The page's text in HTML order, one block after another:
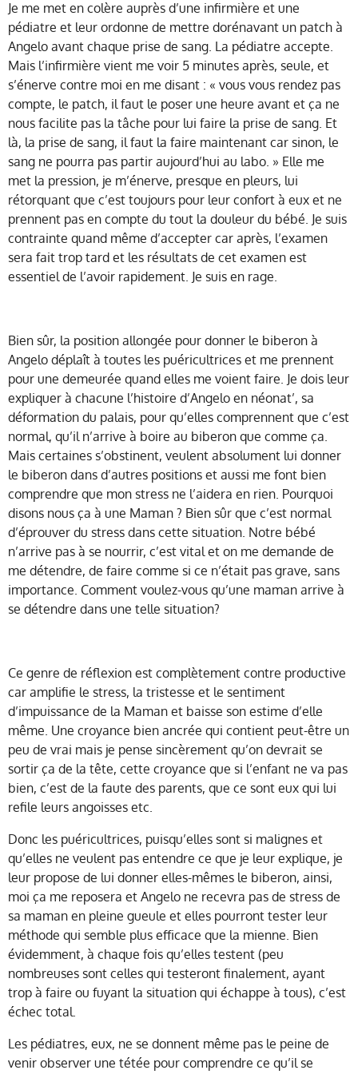
Je me met en colère auprès d’une infirmière et une
pédiatre et leur ordonne de mettre dorénavant un patch à
Angelo avant chaque prise de sang. La pédiatre accepte.
Mais l’infirmière vient me voir 5 minutes après, seule, et
s’énerve contre moi en me disant : « vous vous rendez pas
compte, le patch, il faut le poser une heure avant et ça ne
nous facilite pas la tâche pour lui faire la prise de sang. Et
là, la prise de sang, il faut la faire maintenant car sinon, le
sang ne pourra pas partir aujourd’hui au labo. » Elle me
met la pression, je m’énerve, presque en pleurs, lui
rétorquant que c’est toujours pour leur confort à eux et ne
prennent pas en compte du tout la douleur du bébé. Je suis
contrainte quand même d’accepter car après, l’examen
sera fait trop tard et les résultats de cet examen est
essentiel de l’avoir rapidement. Je suis en rage.
Bien sûr, la position allongée pour donner le biberon à
Angelo déplaît à toutes les puéricultrices et me prennent
pour une demeurée quand elles me voient faire. Je dois leur
expliquer à chacune l’histoire d’Angelo en néonat’, sa
déformation du palais, pour qu’elles comprennent que c’est
normal, qu’il n’arrive à boire au biberon que comme ça.
Mais certaines s’obstinent, veulent absolument lui donner
le biberon dans d’autres positions et aussi me font bien
comprendre que mon stress ne l’aidera en rien. Pourquoi
disons nous ça à une Maman ? Bien sûr que c’est normal
d’éprouver du stress dans cette situation. Notre bébé
n’arrive pas à se nourrir, c’est vital et on me demande de
me détendre, de faire comme si ce n’était pas grave, sans
importance. Comment voulez-vous qu’une maman arrive à
se détendre dans une telle situation?
Ce genre de réflexion est complètement contre productive
car amplifie le stress, la tristesse et le sentiment
d’impuissance de la Maman et baisse son estime d’elle
même. Une croyance bien ancrée qui contient peut-être un
peu de vrai mais je pense sincèrement qu’on devrait se
sortir ça de la tête, cette croyance que si l’enfant ne va pas
bien, c’est de la faute des parents, que ce sont eux qui lui
refile leurs angoisses etc.
Donc les puéricultrices, puisqu’elles sont si malignes et
qu’elles ne veulent pas entendre ce que je leur explique, je
leur propose de lui donner elles-mêmes le biberon, ainsi,
moi ça me reposera et Angelo ne recevra pas de stress de
sa maman en pleine gueule et elles pourront tester leur
méthode qui semble plus efficace que la mienne. Bien
évidemment, à chaque fois qu’elles testent (peu
nombreuses sont celles qui testeront finalement, ayant
trop à faire ou fuyant la situation qui échappe à tous), c’est
échec total.
Les pédiatres, eux, ne se donnent même pas le peine de
venir observer une tétée pour comprendre ce qu’il se